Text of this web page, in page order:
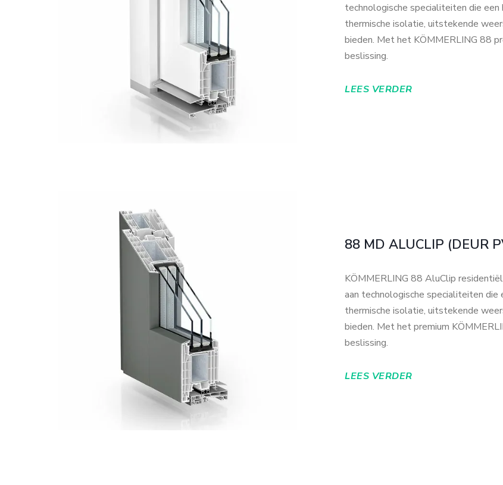
technologische specialiteiten die
thermische isolatie, uitstekende
bieden. Met het KÖMMERLING 88
beslissing.
LEES VERDER
88 MD ALUCLIP (DEUR
KÖMMERLING 88 AluClip
aan technologische specialiteiten
thermische isolatie, uitstekende
bieden. Met het premium
beslissing.
LEES VERDER